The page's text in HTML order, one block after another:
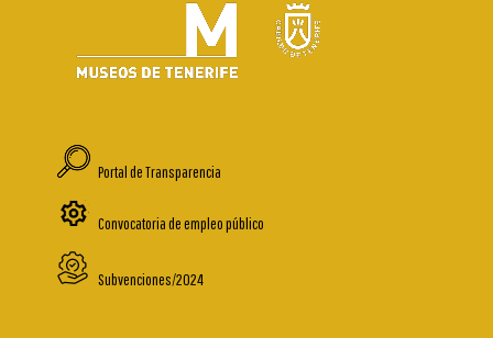
Portal de Transparencia
Convocatoria de empleo público
Subvenciones/2024